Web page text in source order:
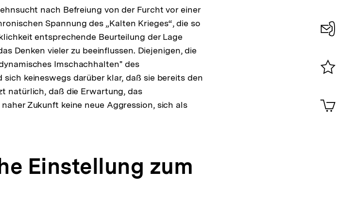
nach Befreiung von der Furcht vor einer
Spannung des „Kalten Krieges“, die so
entsprechende Beurteilung der Lage
Denken vieler zu beeinflussen. Diejenigen, die
Imschachhalten" des
keineswegs darüber klar, daß sie bereits den
natürlich, daß die Erwartung, das
Zukunft keine neue Aggression, sich als
Einstellung zum